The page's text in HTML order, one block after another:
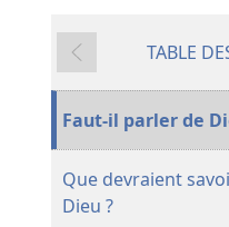
LA
Précédent
TABLE
Faut-il parler de
Que devraient
Dieu ?